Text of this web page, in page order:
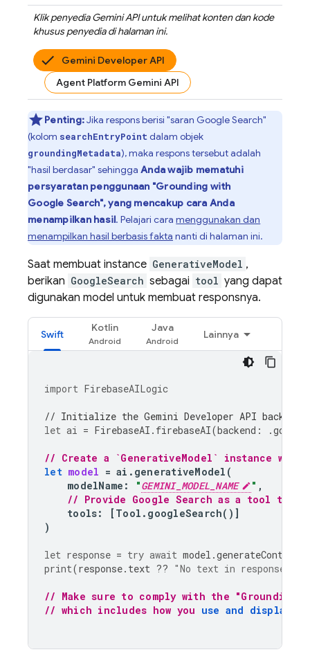
Klik penyediaGemini APIuntuk melihat konten dan kode
khusus penyedia di halaman ini.
Gemini Developer API
Agent Platform Gemini API
Penting:Jika respons berisi "saran Google Search"
(kolom searchEntryPoint dalam objek
groundingMetadata), maka respons tersebut adalah
"hasil berdasar" sehingga Anda wajib mematuhi
persyaratan penggunaan "Grounding with
Google Search", yang mencakup cara Anda
menampilkan hasil. Pelajari caramenggunakan dan
menampilkan hasil berbasis fakta nanti di halaman ini.
Saat membuat instance GenerativeModel ,
berikan GoogleSearch sebagai tool yang dapat
digunakan model untuk membuat responsnya.
Swift
Kotlin Java
Lainnya
import FirebaseAILogic
// Initialize the Gemini Developer API backend
let ai = FirebaseAI . firebaseAI(backend : .
// Create a `GenerativeModel` instance with
let model = ai . generativeModel (
modelName : "GEMINI_MODEL_NAME " ,
// Provide Google Search as a tool that
tools: [ Tool . googleSearch()]
)
let response = try await model .generateContent
print(response. text ?? "No text in response."
// Make sure to comply with the "Grounding
// which includes how you use and display